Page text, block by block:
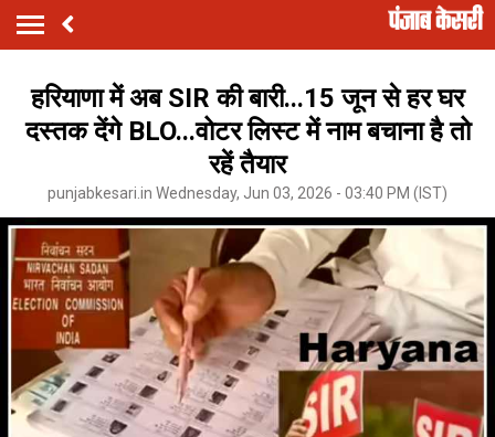
हरियाणा में अब SIR की बारी...15 जून से हर घर
दस्तक देंगे BLO...वोटर लिस्ट में नाम बचाना है तो
रहें तैयार
punjabkesari.in Wednesday, Jun 03, 2026 - 03:40 PM (IST)